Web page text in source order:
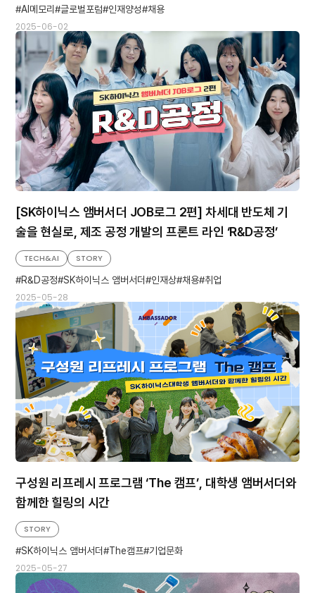
2025-06-02
AI메모리
글로벌포럼 인재양성 채용
[SK하이닉스 앰버서더 JOB로그 2편] 차세대 반도체 기
술을 현실로, 제조 공정 개발의 프론트 라인 ‘R&D공정’
2025-05-28
TECH&AI
STORY
R&D공정 SK하이닉스 앰버서더 인재상 채용 취업
구성원 리프레시 프로그램 ‘The 캠프’, 대학생 앰버서더와
함께한 힐링의 시간
2025-05-27
STORY
SK하이닉스 앰버서더
The캠프 기업문화